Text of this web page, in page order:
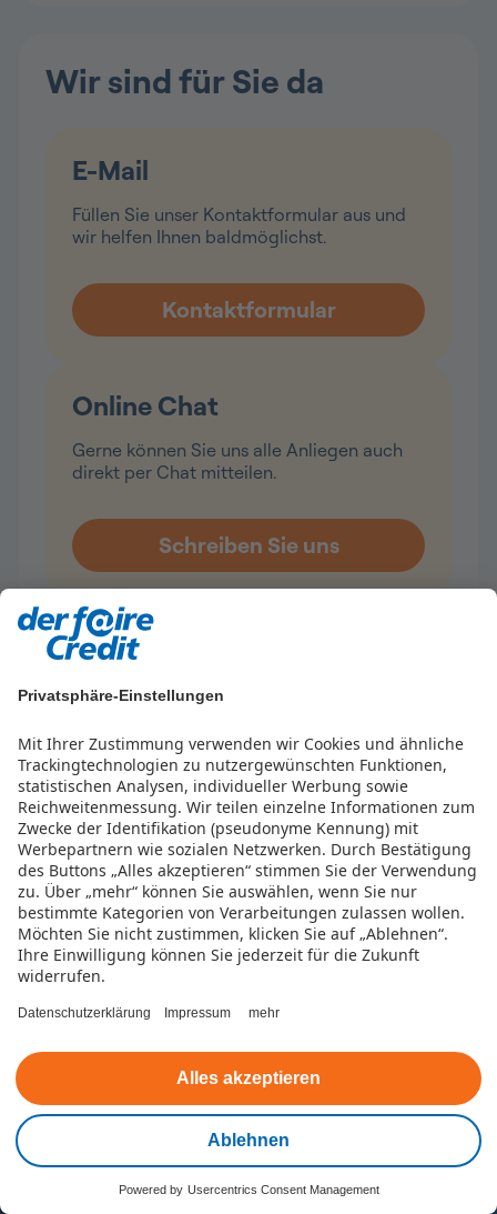
Privatsphäre-Einstellungen
Mit Ihrer Zustimmung verwenden wir Cookies und ähnliche
Trackingtechnologien zu nutzergewünschten Funktionen,
statistischen Analysen, individueller Werbung sowie
Reichweitenmessung. Wir teilen einzelne Informationen zum
Zwecke der Identifikation (pseudonyme Kennung) mit
Werbepartnern wie sozialen Netzwerken. Durch Bestätigung
des Buttons „Alles akzeptieren“ stimmen Sie der Verwendung
zu. Über „mehr“ können Sie auswählen, wenn Sie nur
bestimmte Kategorien von Verarbeitungen zulassen wollen.
Möchten Sie nicht zustimmen, klicken Sie auf „Ablehnen“.
Ihre Einwilligung können Sie jederzeit für die Zukunft
widerrufen.
Datenschutzerklärung Impressum mehr
Ablehnen
Alles akzeptieren
Powered by Usercentrics Consent Management
Wir sind für Sie da
E-Mail
Füllen Sie unser Kontaktformular aus und
wir helfen Ihnen baldmöglichst.
Online Chat
Gerne können Sie uns alle Anliegen auch
direkt per Chat mitteilen.
Telefon
Wir freuen uns auf Ihren Anruf und sind
Montag bis Freitag von 8 Uhr bis 17 Uhr für
Mehr zum fairen Credit
Produktinformationen
Finanzieller Spielraum
Preise und Konditionen